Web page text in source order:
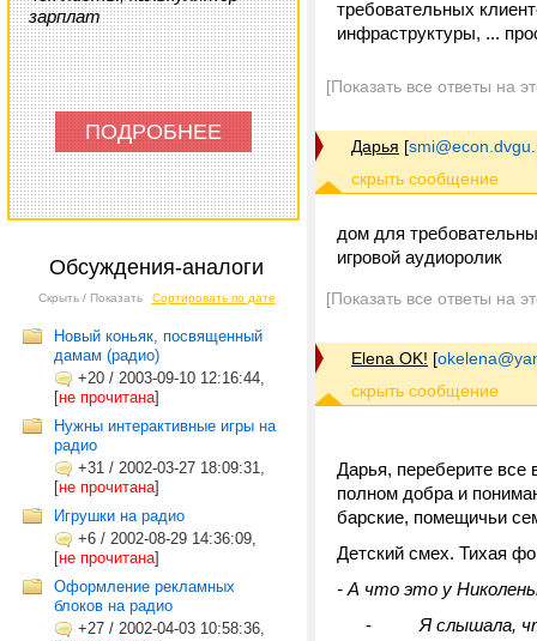
зарплат
ПОДРОБНЕЕ
Обсуждения-аналоги
Скрыть / Показать Сортировать по дате
Новый коньяк, посвященный
дамам (радио)
+20 / 2003-09-10 12:16:44,
[не прочитана]
Нужны интерактивные игры на
радио
+31 / 2002-03-27 18:09:31,
[не прочитана]
Игрушки на радио
+6 / 2002-08-29 14:36:09,
[не прочитана]
Оформление рекламных
блоков на радио
+27 / 2002-04-03 10:58:36,
требовательных
инфраструктуры, ...
[Показать все ответы на
Дарья [
дом для
игровой аудиоролик
[Показать все ответы на
Elena OK! [
Дарья, переберите все
полном добра и
барские, помещичьи
Детский смех. Тихая
- А что это у
- Я слышала,